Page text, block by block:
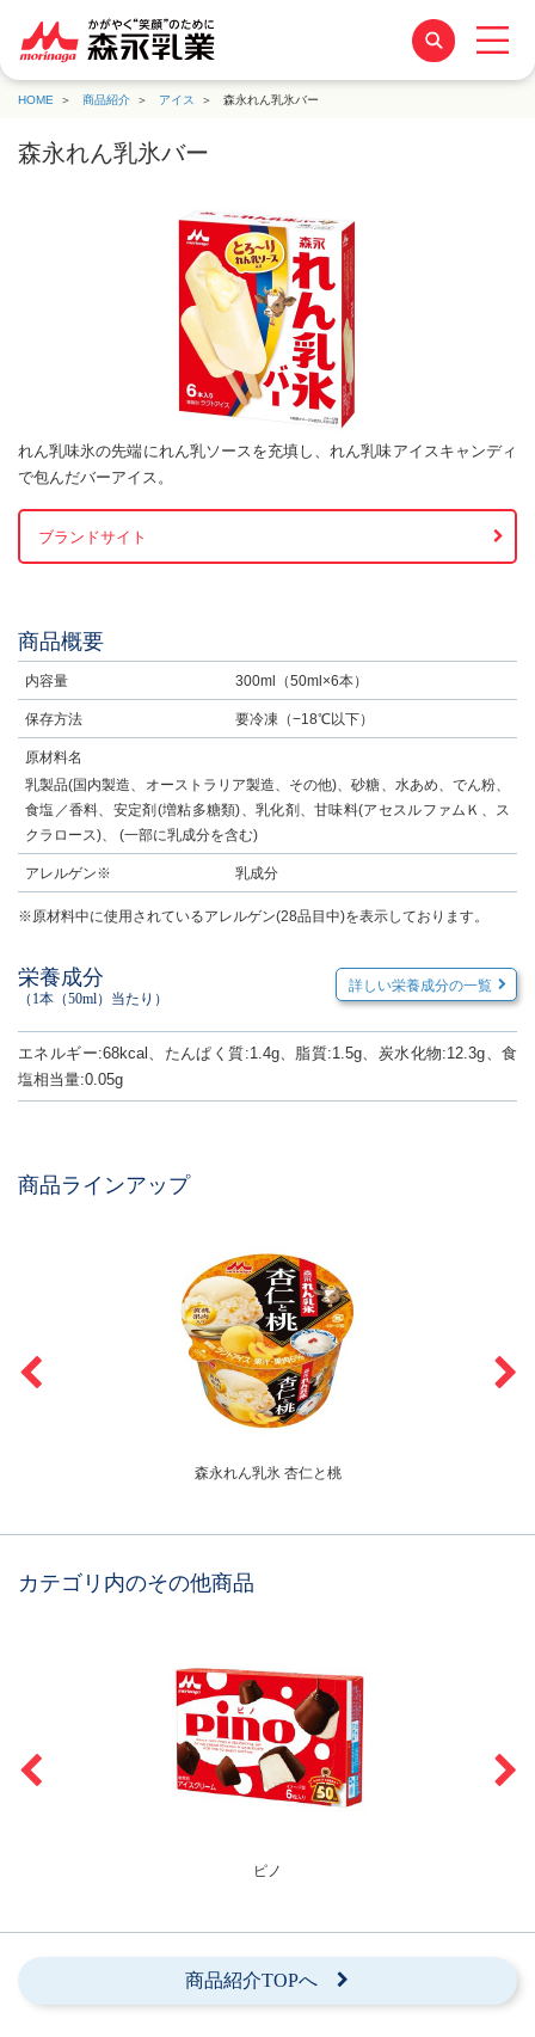
HOME 商品紹介 アイス 森永れん乳氷バー
森永れん乳氷バー
れん乳味氷の先端にれん乳ソースを充填し、れん乳味アイスキャンディ
で包んだバーアイス。
ブランドサイト
商品概要
内容量 300ml（50ml×6本）
保存方法 要冷凍（−18℃以下）
原材料名
乳製品(国内製造、オーストラリア製造、その他)、砂糖、水あめ、でん粉、
食塩／香料、安定剤(増粘多糖類)、乳化剤、甘味料(アセスルファムＫ、ス
クラロース)、 (一部に乳成分を含む)
アレルゲン※ 乳成分
※原材料中に使用されているアレルゲン(28品目中)を表示しております。
栄養成分
（1本（50ml）当たり）
詳しい栄養成分の一覧
エネルギー:68kcal、たんぱく質:1.4g、脂質:1.5g、炭水化物:12.3g、食
塩相当量:0.05g
商品ラインアップ
森永れん乳氷 杏仁と桃
カテゴリ内のその他商品
ピノ
商品紹介TOPへ